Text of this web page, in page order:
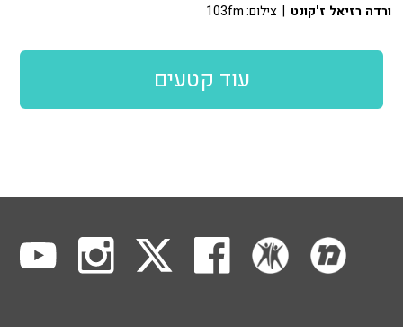
ורדה רזיאל ז'קונט | צילום: 103fm
עוד קטעים